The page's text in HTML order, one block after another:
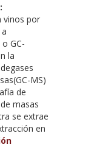
vinos por
GC-
la
MS)
de
masas
se extrae
en